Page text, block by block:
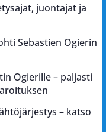
juontajat ja
Sebastien Ogierin
Ogierille – paljasti
– katso